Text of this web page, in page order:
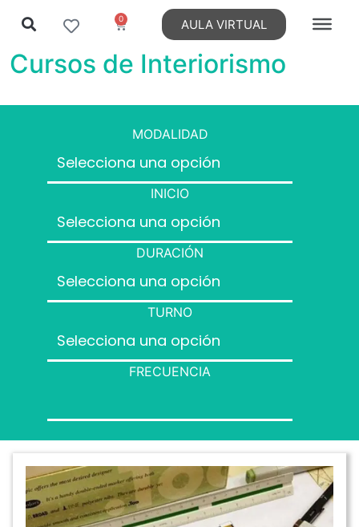
0 AULA VIRTUAL
Cursos de Interiorismo
MODALIDAD
INICIO
DURACIÓN
TURNO
FRECUENCIA